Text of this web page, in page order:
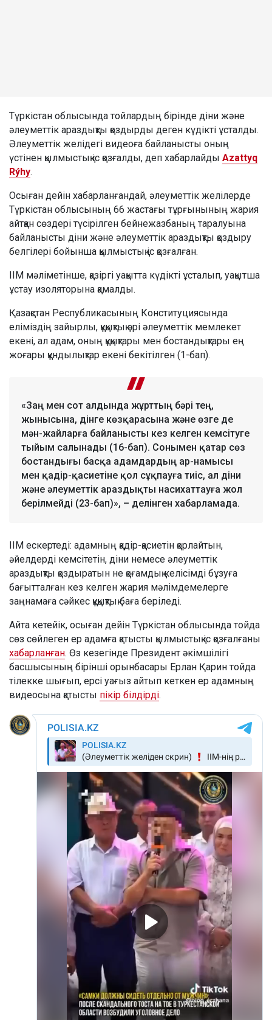
Түркістан облысында тойлардың бірінде діни және
әлеуметтік араздықты қоздырды деген күдікті ұсталды.
Әлеуметтік желідегі видеоға байланысты оның
үстінен қылмыстық іс қозғалды, деп хабарлайды Azattyq
Rýhy.
Осыған дейін хабарланғандай, әлеуметтік желілерде
Түркістан облысының 66 жастағы тұрғынының жария
айтқан сөздері түсірілген бейнежазбаның таралуына
байланысты діни және әлеуметтік араздықты қоздыру
белгілері бойынша қылмыстық іс қозғалған.
ІІМ мәліметінше, қазіргі уақытта күдікті ұсталып, уақытша
ұстау изоляторына қамалды.
Қазақстан Республикасының Конституциясында
еліміздің зайырлы, құқықтық әрі әлеуметтік мемлекет
екені, ал адам, оның құқықтары мен бостандықтары ең
жоғары құндылықтар екені бекітілген (1-бап).
«Заң мен сот алдында жұрттың бәрі тең,
жынысына, дінге көзқарасына және өзге де
мән-жайларға байланысты кез келген кемсітуге
тыйым салынады (16-бап). Сонымен қатар сөз
бостандығы басқа адамдардың ар-намысы
мен қадір-қасиетіне қол сұқпауға тиіс, ал діни
және әлеуметтік араздықты насихаттауға жол
берілмейді (23-бап)», – делінген хабарламада.
ІІМ ескертеді: адамның қадір-қасиетін қорлайтын,
әйелдерді кемсітетін, діни немесе әлеуметтік
араздықты қоздыратын не қоғамдық келісімді бұзуға
бағытталған кез келген жария мәлімдемелерге
заңнамаға сәйкес құқықтық баға беріледі.
Айта кетейік, осыған дейін Түркістан облысында тойда
сөз сөйлеген ер адамға қатысты қылмыстық іс қозғалғаны
хабарланған. Өз кезегінде Президент әкімшілігі
басшысының бірінші орынбасары Ерлан Қарин тойда
тілекке шығып, ерсі уағыз айтып кеткен ер адамның
видеосына қатысты пікір білдірді.